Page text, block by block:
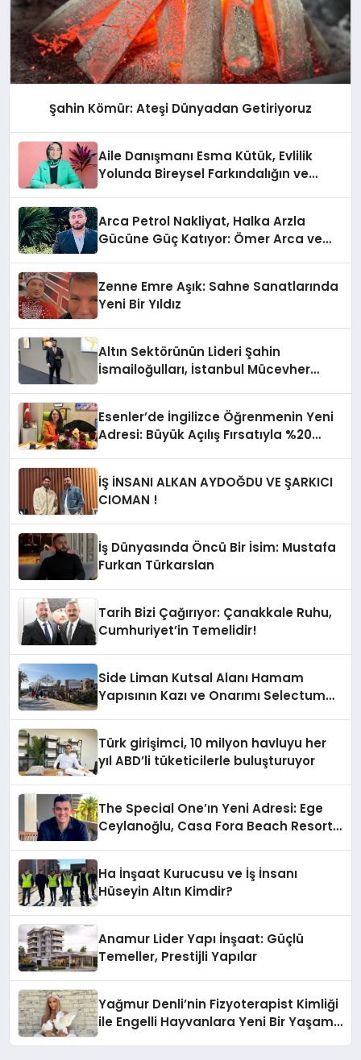
Şahin Kömür: Ateşi Dünyadan Getiriyoruz
Aile Danışmanı Esma Kütük, Evlilik
Yolunda Bireysel Farkındalığın ve
Arca Petrol Nakliyat, Halka Arzla
Gücüne Güç Katıyor: Ömer Arca ve
Zenne Emre Aşık: Sahne Sanatlarında
Yeni Bir Yıldız
Altın Sektörünün Lideri Şahin
İsmailoğulları, İstanbul Mücevher
Esenler’de İngilizce Öğrenmenin Yeni
Adresi: Büyük Açılış Fırsatıyla %20
İŞ İNSANI ALKAN AYDOĞDU VE ŞARKICI
CIOMAN !
İş Dünyasında Öncü Bir İsim: Mustafa
Furkan Türkarslan
Tarih Bizi Çağırıyor: Çanakkale Ruhu,
Cumhuriyet’in Temelidir!
Side Liman Kutsal Alanı Hamam
Yapısının Kazı ve Onarımı Selectum
Türk girişimci, 10 milyon havluyu her
yıl ABD’li tüketicilerle buluşturuyor
The Special One’ın Yeni Adresi: Ege
Ceylanoğlu, Casa Fora Beach Resort
Ha İnşaat Kurucusu ve İş İnsanı
Hüseyin Altın Kimdir?
Anamur Lider Yapı İnşaat: Güçlü
Temeller, Prestijli Yapılar
Yağmur Denli’nin Fizyoterapist Kimliği
ile Engelli Hayvanlara Yeni Bir Yaşam